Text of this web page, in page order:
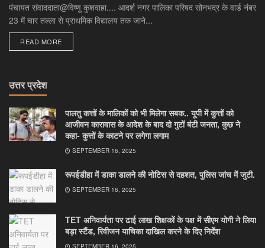
पंचायत संवाददाता@विष्णु कुशवाहा.... आदर्श नगर पालिका परिषद सोनभद्र के वार्ड नंबर
23 में चार तल्ला से प्राथमिक विद्यालय तक जाने...
READ MOREDETAILS
उत्तर प्रदेश
पालतु कत्तों के मालिकों को भी मिलेगा सबक.. यूपी में कुत्तों को
आजीवन कारावास के आदेश के बाद दो गुटों बंटी जनता, कुछ ने
कहा- कुत्तों के काटने पर लगेगा लगाम
SEPTEMBER 16, 2025
रूपईडीहा में डाका डालने की नोटिस से दहशत, पुलिस जांच में जुटी.
SEPTEMBER 16, 2025
TET अनिवार्यता पर ढाई लाख शिक्षकों के पक्ष में सीएम योगी ने लिया
बड़ा स्टैंड, रिवीजन याचिका दाखिल करने के दिए निर्देश
SEPTEMBER 16, 2025